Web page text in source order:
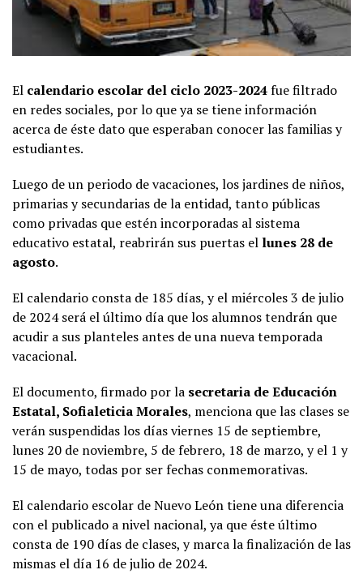
El calendario escolar del ciclo 2023-2024fue filtrado
en redes sociales, por lo que ya se tiene información
acerca de éste dato que esperaban conocer las familias y
estudiantes.
Luego de un periodo de vacaciones, los jardines de niños,
primarias y secundarias de la entidad, tanto públicas
como privadas que estén incorporadas al sistema
educativo estatal, reabrirán sus puertas el lunes 28 de
agosto.
El calendario consta de 185 días, y el miércoles 3 de julio
de 2024 será el último día que los alumnos tendrán que
acudir a sus planteles antes de una nueva temporada
vacacional.
El documento, firmado por la secretaria de Educación
Estatal, Sofialeticia Morales, menciona que las clases se
verán suspendidas los días viernes 15 de septiembre,
lunes 20 de noviembre, 5 de febrero, 18 de marzo, y el 1 y
15 de mayo, todas por ser fechas conmemorativas.
El calendario escolar de Nuevo León tiene una diferencia
con el publicado a nivel nacional, ya que éste último
consta de 190 días de clases, y marca la finalización de las
mismas el día 16 de julio de 2024.